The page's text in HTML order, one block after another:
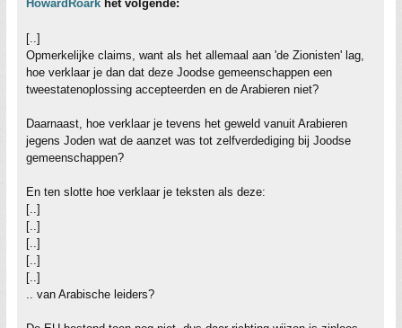
HowardRoark het volgende:
[..]
Opmerkelijke claims, want als het allemaal aan 'de Zionisten' lag,
hoe verklaar je dan dat deze Joodse gemeenschappen een
tweestatenoplossing accepteerden en de Arabieren niet?
Daarnaast, hoe verklaar je tevens het geweld vanuit Arabieren
jegens Joden wat de aanzet was tot zelfverdediging bij Joodse
gemeenschappen?
En ten slotte hoe verklaar je teksten als deze:
[..]
[..]
[..]
[..]
[..]
.. van Arabische leiders?